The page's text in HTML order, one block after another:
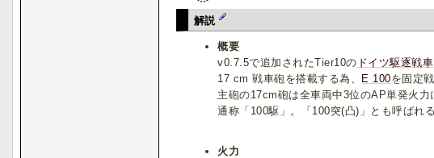
解説
概要
v0.7.5で追加されたTier10の ドイツ駆逐戦車
17 cm 戦車砲を搭載する為、
E 100を固定
主砲の17cm砲は全車両中3位のAP単発火力
通称「100駆」。「100突(凸)」とも呼ばれ
火力